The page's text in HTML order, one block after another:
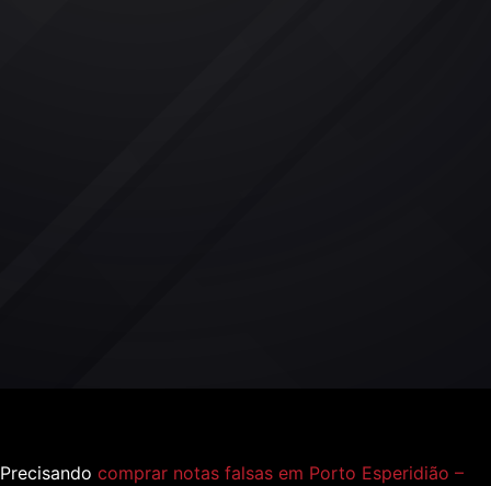
Precisando comprar notas falsas em Porto Esperidião –